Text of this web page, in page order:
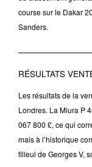
course sur le Dakar
Sanders.
RÉSULTATS
Les résultats de la
Londres. La Miura P
067 800 £, ce qui
mais à l’historique
filleul de Georges V,